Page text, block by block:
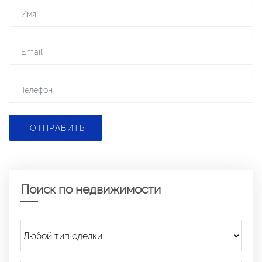
ОТПРАВИТЬ
Поиск по недвижимости